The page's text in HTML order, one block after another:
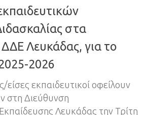
στα
Λευκάδας, για το
2026
εκπαιδευτικοί οφείλουν
στη Διεύθυνση
Λευκάδας την Τρίτη